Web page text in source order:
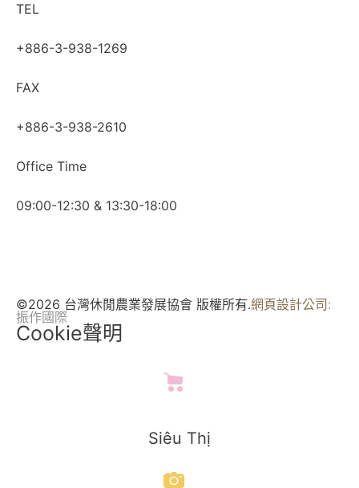
TEL
+886-3-938-1269​
FAX
+886-3-938-2610
Office Time
09:00-12:30 & 13:30-18:00
©2026 台灣休閒農業發展協會 版權所有.網頁設計公司 :
振作國際
Cookie聲明
Siêu Thị